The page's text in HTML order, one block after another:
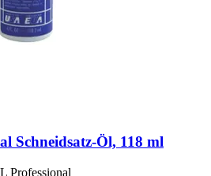
Schneidsatz-​Öl, 118 ml
Professional